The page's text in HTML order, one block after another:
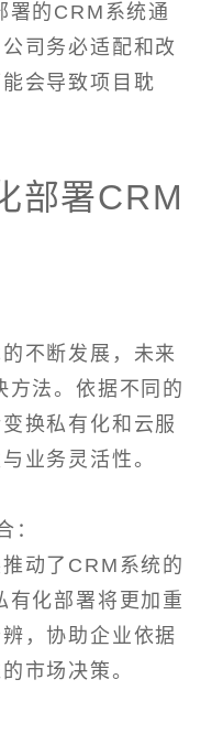
署的CRM系统通
司务必适配和改
会导致项目耽
部署CRM
不断发展，未来
方法。依据不同的
换私有化和云服
业务灵活性。
：
动了CRM系统的
有化部署将更加重
，协助企业依据
市场决策。